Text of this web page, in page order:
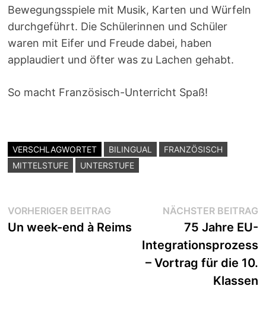
Bewegungsspiele mit Musik, Karten und Würfeln
durchgeführt. Die Schülerinnen und Schüler
waren mit Eifer und Freude dabei, haben
applaudiert und öfter was zu Lachen gehabt.
So macht Französisch-Unterricht Spaß!
VERSCHLAGWORTET BILINGUAL
FRANZÖSISCH
MITTELSTUFE
UNTERSTUFE
Beitragsnavigation
VORHERIGER BEITRAG Vorheriger
Beitrag:
Un week-end à Reims
NÄCHSTER BEITRAG
75 Jahre EU-
Integrationsprozess
– Vortrag für die 10.
Klassen